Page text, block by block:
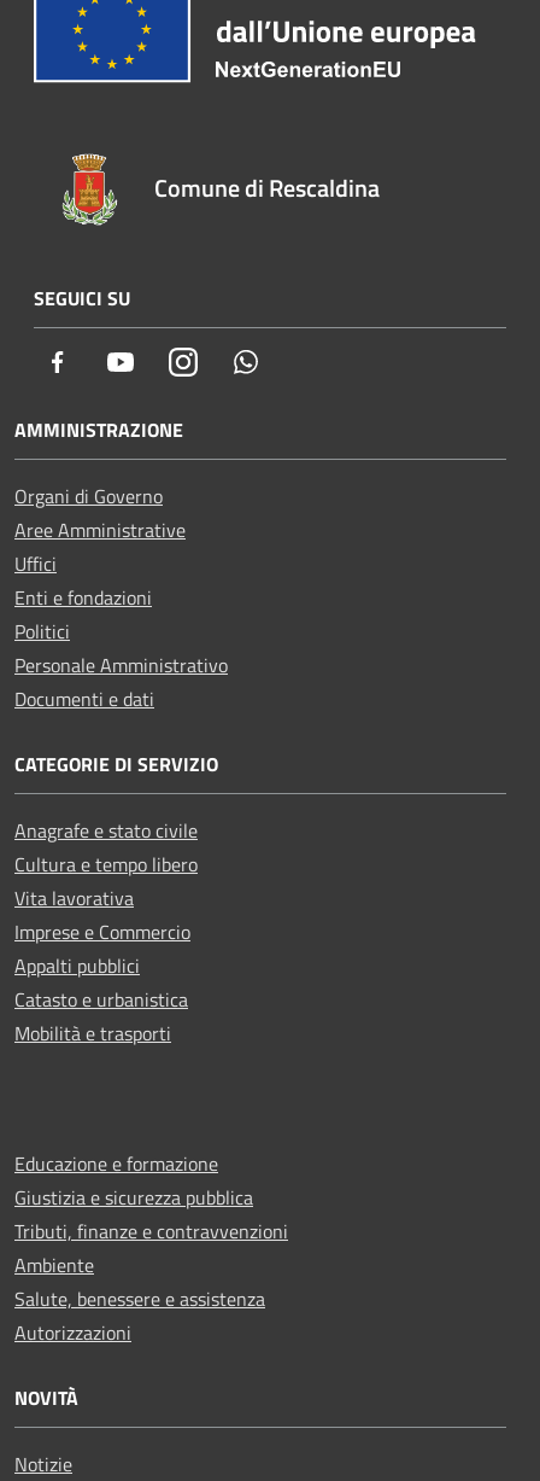
Comune di Rescaldina
SEGUICI SU
Facebook YoutubeInstagram
AMMINISTRAZIONE
Organi di Governo
Aree Amministrative
Uffici
Enti e fondazioni
Politici
Personale Amministrativo
Documenti e dati
CATEGORIE DI SERVIZIO
Anagrafe e stato civile
Cultura e tempo libero
Vita lavorativa
Imprese e Commercio
Appalti pubblici
Catasto e urbanistica
Mobilità e trasporti
Educazione e formazione
Giustizia e sicurezza pubblica
Tributi, finanze e contravvenzioni
Ambiente
Salute, benessere e assistenza
Autorizzazioni
NOVITÀ
Notizie